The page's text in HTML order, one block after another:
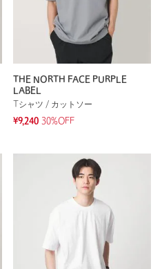
THE NORTH FACE PURPLE
LABEL
Tシャツ / カットソー
¥9,240 30%OFF